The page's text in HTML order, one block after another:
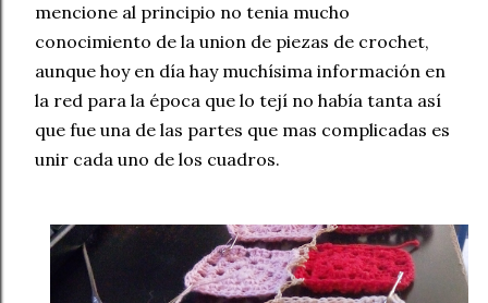
mencione al principio no tenia mucho
conocimiento de la union de piezas de crochet,
aunque hoy en día hay muchísima información en
la red para la época que lo tejí no había tanta así
que fue una de las partes que mas complicadas es
unir cada uno de los cuadros.